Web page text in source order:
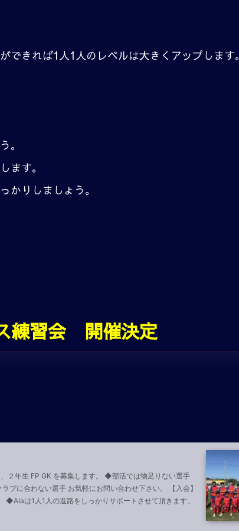
きれば1人1人のレベルは大きくアップします。
。
ます。
かりしましょう。
練習会 開催決定